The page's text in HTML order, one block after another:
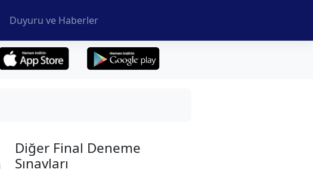
Duyuru ve Haberler
Diğer Final Deneme
Sınavları